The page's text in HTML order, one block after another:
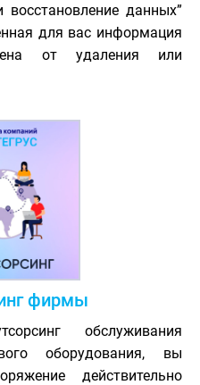
восстановление данных”
для вас информация
от удаления или
фирмы
обслуживания
оборудования, вы
действительно